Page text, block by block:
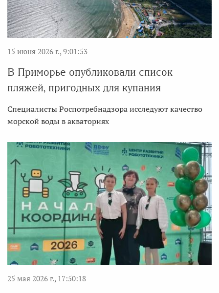
15 июня 2026 г., 9:01:53
В Приморье опубликовали список
пляжей, пригодных для купания
Специалисты Роспотребнадзора исследуют качество
морской воды в акваториях
25 мая 2026 г., 17:50:18